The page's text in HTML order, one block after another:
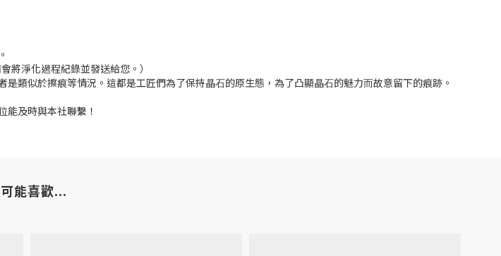
將淨化過程紀錄並發送給您。）
類似於擦痕等情況。這都是⼯匠們為了保持晶⽯的原⽣態，為了凸顯晶⽯的魅⼒⽽故意留下的痕跡。
及時與本社聯繫！
能喜歡...